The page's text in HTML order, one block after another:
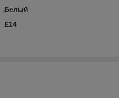
Белый
E14